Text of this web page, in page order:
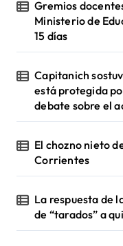
Gremios
Ministerio de
15 días
Capitanich
está protegida
debate sobre el
El chozno nieto
Corrientes
La respuesta de
de “tarados” a